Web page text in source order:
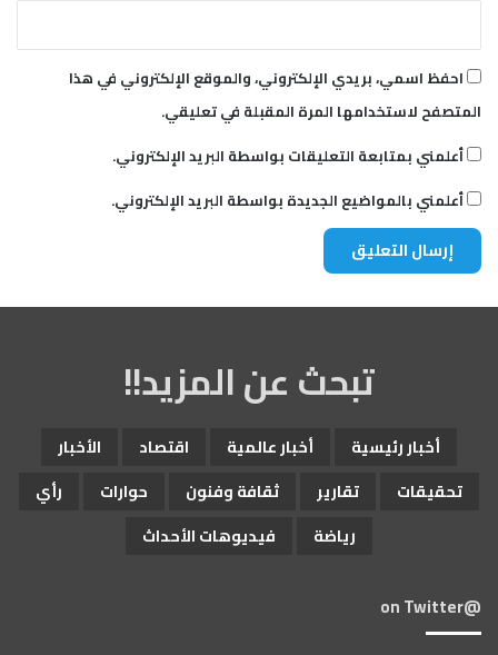
احفظ اسمي، بريدي الإلكتروني، والموقع الإلكتروني في هذا
المتصفح لاستخدامها المرة المقبلة في تعليقي.
أعلمني بمتابعة التعليقات بواسطة البريد الإلكتروني.
أعلمني بالمواضيع الجديدة بواسطة البريد الإلكتروني.
تبحث عن المزيد!!
أخبار رئيسية أخبار عالمية اقتصاد
الأخبار
تحقيقات
تقارير ثقافة وفنون حوارات
رأي
رياضة
فيديوهات الأحداث
@on Twitter